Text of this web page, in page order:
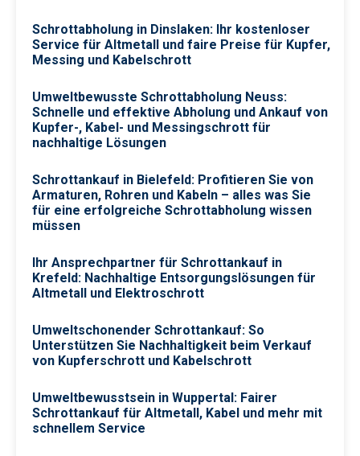
Schrottabholung in Dinslaken: Ihr kostenloser
Service für Altmetall und faire Preise für Kupfer,
Messing und Kabelschrott
Umweltbewusste Schrottabholung Neuss:
Schnelle und effektive Abholung und Ankauf von
Kupfer-, Kabel- und Messingschrott für
nachhaltige Lösungen
Schrottankauf in Bielefeld: Profitieren Sie von
Armaturen, Rohren und Kabeln – alles was Sie
für eine erfolgreiche Schrottabholung wissen
müssen
Ihr Ansprechpartner für Schrottankauf in
Krefeld: Nachhaltige Entsorgungslösungen für
Altmetall und Elektroschrott
Umweltschonender Schrottankauf: So
Unterstützen Sie Nachhaltigkeit beim Verkauf
von Kupferschrott und Kabelschrott
Umweltbewusstsein in Wuppertal: Fairer
Schrottankauf für Altmetall, Kabel und mehr mit
schnellem Service